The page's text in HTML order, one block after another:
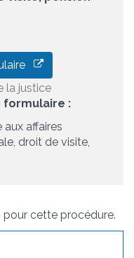
la justice
formulaire :
affaires
droit de visite,
pour cette procédure.